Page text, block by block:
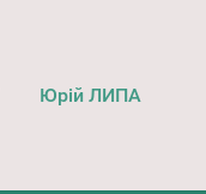
Юрій ЛИПА